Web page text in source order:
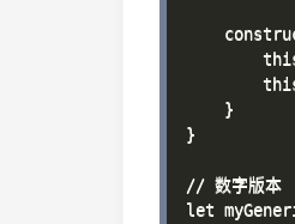
    }
}
// 数字版本
let